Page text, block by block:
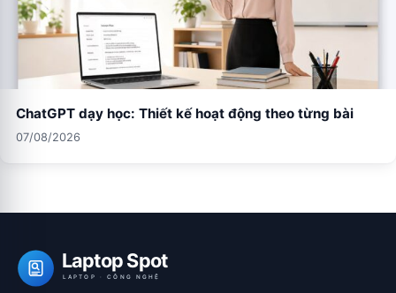
ChatGPT dạy học: Thiết kế hoạt động theo từng bài
07/08/2026
Laptop Spot
LAPTOP · CÔNG NGHỆ